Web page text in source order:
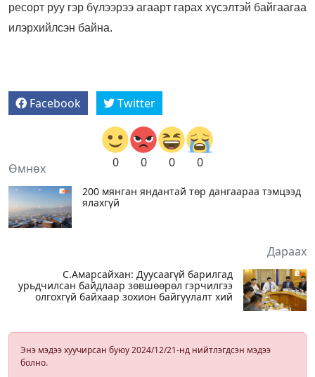
ресорт руу гэр бүлээрээ агаарт гарах хүсэлтэй байгаагаа
илэрхийлсэн байна.
Facebook Twitter
0 0 0 0
Өмнөх
200 мянган яндантай төр дангаараа тэмцээд
ялахгүй
Дараах
С.Амарсайхан: Дуусаагүй барилгад
урьдчилсан байдлаар зөвшөөрөл гэрчилгээ
олгохгүй байхаар зохион байгуулалт хий
Энэ мэдээ хуучирсан буюу 2024/12/21-нд нийтлэгдсэн мэдээ
болно.